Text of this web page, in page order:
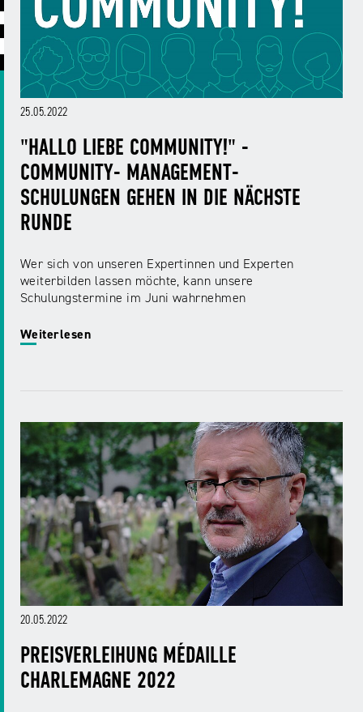
Intermediäre
Europa
in
der
Medienregulierung
Audio
Desinformation
Medienvielfalt
am
Standort
Werbung
Growth
Day
Laut-
und-
Klar-
Festival
Medienkarriere
NRW
Medienscouts
Convention
Medienversammlung
mediale
Partizipation
Roadshow
gegen
Desinformation
Safer
Internet
Day
Elternabende
#äsch-
Tecks
Juuuport
NRWision
FLIMMO
Förderungen
und
Ausschreibungen
Rechtsgrundlagen
Berichte
Die
Medienkommission
&
25.05.2022
"HALLO LIEBE COMMUNITY!" -
COMMUNITY- MANAGEMENT-
SCHULUNGEN GEHEN IN DIE NÄCHSTE
RUNDE
Wer sich von unseren Expertinnen und Experten
weiterbilden lassen möchte, kann unsere
Schulungstermine im Juni wahrnehmen
Weiterlesen
20.05.2022
PREISVERLEIHUNG MÉDAILLE
CHARLEMAGNE 2022